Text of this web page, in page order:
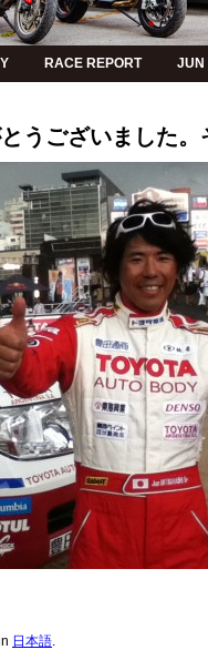
RACE REPORT JUN
うございました。
日本語.